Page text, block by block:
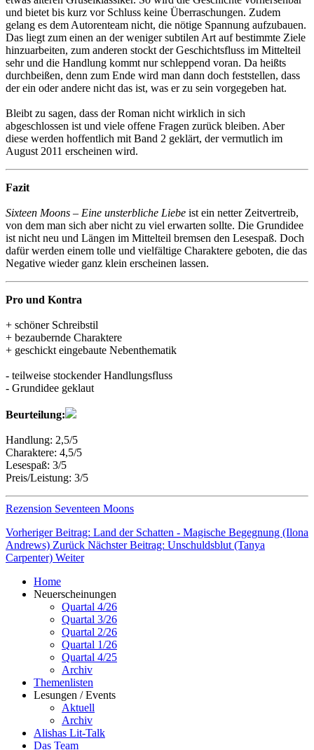
und bietet bis kurz vor Schluss keine Überraschungen. Zudem
gelang es dem Autorenteam nicht, die nötige Spannung aufzubauen.
Das liegt zum einen an der weniger subtilen Art auf bestimmte Ziele
hinzuarbeiten, zum anderen stockt der Geschichtsfluss im Mittelteil
sehr und die Handlung kommt nur schleppend voran. Da heißts
durchbeißen, denn zum Ende wird man dann doch feststellen, dass
der ein oder andere nicht das ist, was er zu sein vorgegeben hat.
Bleibt zu sagen, dass der Roman nicht wirklich in sich
abgeschlossen ist und viele offene Fragen zurück bleiben. Aber
diese werden hoffentlich mit Band 2 geklärt, der vermutlich im
August 2011 erscheinen wird.
Fazit
Sixteen Moons – Eine unsterbliche Liebe ist ein netter Zeitvertreib,
von dem man sich aber nicht zu viel erwarten sollte. Die Grundidee
ist nicht neu und Längen im Mittelteil bremsen den Lesespaß. Doch
dafür werden einem tolle und vielfältige Charaktere geboten, die das
Negative wieder ganz klein erscheinen lassen.
Pro und Kontra
+ schöner Schreibstil
+ bezaubernde Charaktere
+ geschickt eingebaute Nebenthematik
- teilweise stockender Handlungsfluss
- Grundidee geklaut
Beurteilung:
Handlung: 2,5/5
Charaktere: 4,5/5
Lesespaß: 3/5
Preis/Leistung: 3/5
Rezension Seventeen Moons
Vorheriger Beitrag: Land der Schatten - Magische Begegnung (Ilona
Andrews) Zurück Nächster Beitrag: Unschuldsblut (Tanya
Carpenter) Weiter
Home
Neuerscheinungen
Quartal 4/26
Quartal 3/26
Quartal 2/26
Quartal 1/26
Quartal 4/25
Archiv
Themenlisten
Lesungen / Events
Aktuell
Archiv
Alishas Lit-Talk
Das Team